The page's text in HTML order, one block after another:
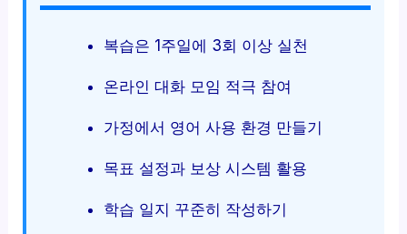
복습은 1주일에 3회 이상 실천
온라인 대화 모임 적극 참여
가정에서 영어 사용 환경 만들기
목표 설정과 보상 시스템 활용
학습 일지 꾸준히 작성하기